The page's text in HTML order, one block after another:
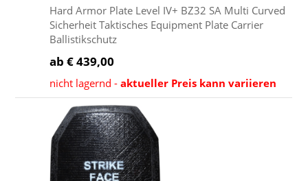
Hard Armor Plate Level IV+ BZ32 SA Multi Curved
Sicherheit Taktisches Equipment Plate Carrier
Ballistikschutz
ab € 439,00
nicht lagernd -aktueller Preis kann variieren